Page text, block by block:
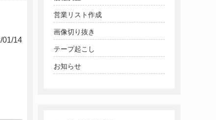
01/14
営業リスト作成
画像切り抜き
テープ起こし
お知らせ